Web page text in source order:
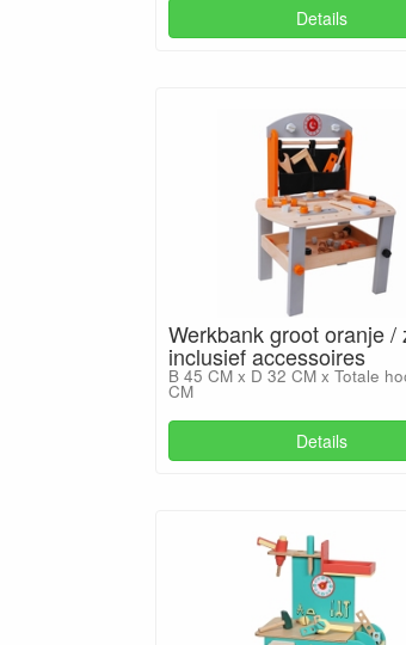
Details
Werkbank groot oranje /
inclusief accessoires
B 45 CM x D 32 CM x Totale
CM
Details